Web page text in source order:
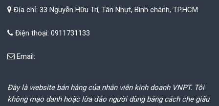
Địa chỉ: 33 Nguyễn Hữu Trí, Tân Nhựt, Bình chánh, TP.HCM
Điện thoại: 0911731133
Email:
Đây là website bán hàng của nhân viên kinh doanh VNPT. Tôi
không mạo danh hoặc lừa đảo người dùng bằng cách che giấu